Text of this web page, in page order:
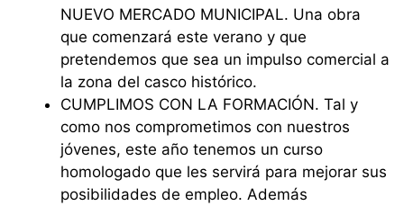
NUEVO MERCADO MUNICIPAL. Una obra
que comenzará este verano y que
pretendemos que sea un impulso comercial a
la zona del casco histórico.
⁠CUMPLIMOS CON LA FORMACIÓN. Tal y
como nos comprometimos con nuestros
jóvenes, este año tenemos un curso
homologado que les servirá para mejorar sus
posibilidades de empleo. Además